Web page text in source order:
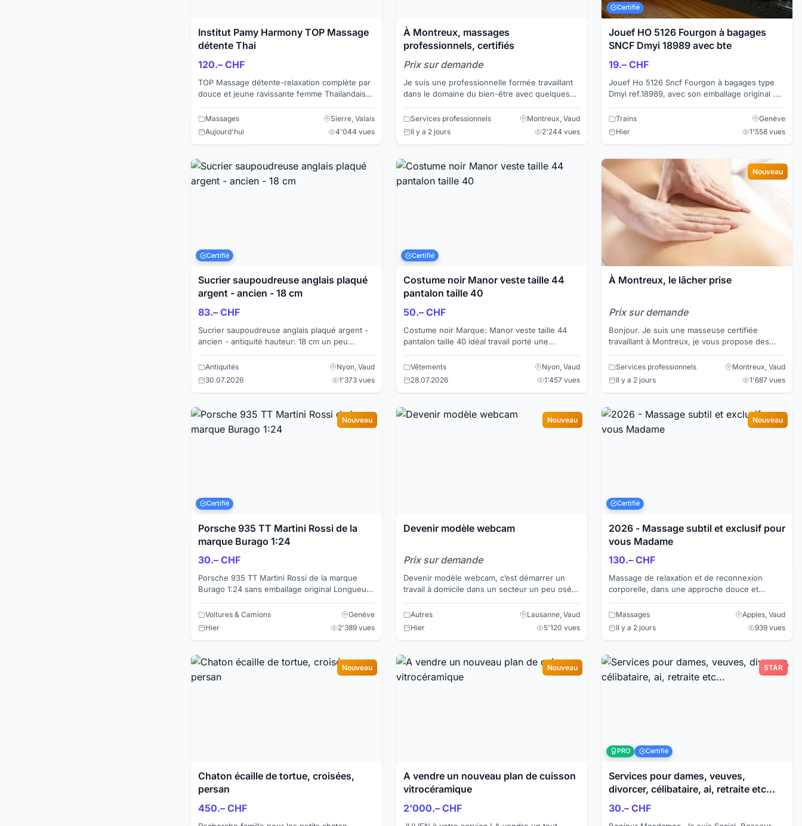
Institut Pamy Harmony TOP Massage
détente Thai
120.– CHF
TOP Massage détente-relaxation complète par
douce et jeune ravissante femme Thailandaise
vous relaxer...
Massages
Sierre, Valais
Aujourd'hui
4'044 vues
À Montreux, massages
professionnels, certifiés
Prix sur demande
Je suis une professionnelle formée travaillant
dans le domaine du bien-être avec quelques
plusieurs techniques d...
Services professionnels
Montreux, Vaud
Il y a 2 jours
2'244 vues
Certifié
Jouef HO 5126 Fourgon à bagages
SNCF Dmyi 18989 avec bte
19.– CHF
Jouef Ho 5126 Sncf Fourgon à bagages type
Dmyi ref.18989, avec son emballage original .
intérieur ...
Trains
Genève
Hier
1'558 vues
Certifié
Sucrier saupoudreuse anglais plaqué
argent - ancien - 18 cm
83.– CHF
Sucrier saupoudreuse anglais plaqué argent -
ancien - antiquité hauteur: 18 cm un peu
made in Engl...
Antiquités
Nyon, Vaud
30.07.2026
1'373 vues
Certifié
Costume noir Manor veste taille 44
pantalon taille 40
50.– CHF
Costume noir Marque: Manor veste taille 44
pantalon taille 40 idéal travail porté une
soie blan...
Vêtements
Nyon, Vaud
28.07.2026
1'457 vues
Nouveau
À Montreux, le lâcher prise
Prix sur demande
Bonjour. Je suis une masseuse certifiée
travaillant à Montreux, je vous propose des
aux huiles et mass...
Services professionnels
Montreux, Vaud
Il y a 2 jours
1'687 vues
Nouveau
Certifié
Porsche 935 TT Martini Rossi de la
marque Burago 1:24
30.– CHF
Porsche 935 TT Martini Rossi de la marque
Burago 1:24 sans emballage original Longueur :
19 cm Échelle : 1:24 Structure : plastique État
selon p...
Voitures & Camions
Genève
Hier
2'389 vues
Nouveau
Devenir modèle webcam
Prix sur demande
Devenir modèle webcam, c’est démarrer un
travail à domicile dans un secteur un peu osé
mais qui est très rentable. Si vous avez l’esprit
un peu coquin...
Autres
Lausanne, Vaud
Hier
5'120 vues
Nouveau
Certifié
2026 - Massage subtil et exclusif pour
vous Madame
130.– CHF
Massage de relaxation et de reconnexion
corporelle, dans une approche douce et
consciente. Masseur formé tantrique, dans la
cinquantaine, marié, ex...
Massages
Apples, Vaud
Il y a 2 jours
939 vues
Nouveau
Chaton écaille de tortue, croisées,
persan
450.– CHF
Nouveau
A vendre un nouveau plan de cuisson
vitrocéramique
2'000.– CHF
STAR
PRO Certifié
Services pour dames, veuves,
divorcer, célibataire, ai, retraite etc...
30.– CHF